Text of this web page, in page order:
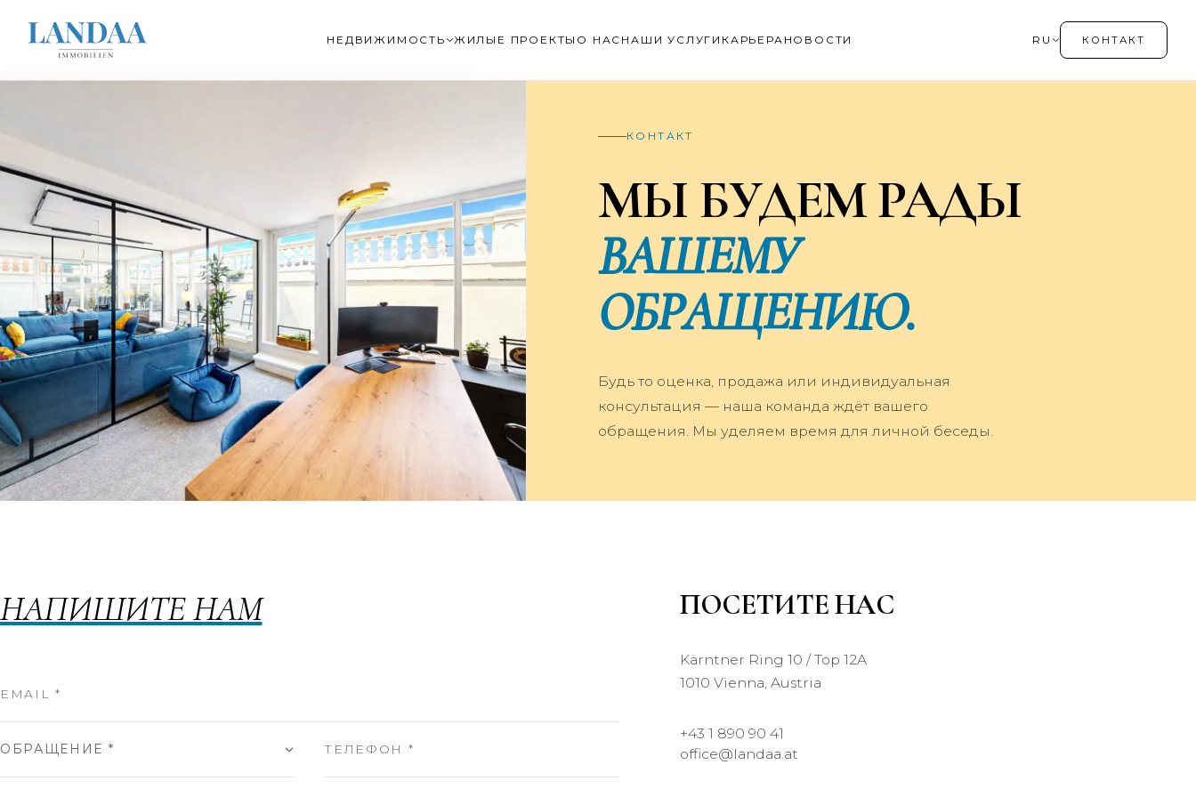
НЕДВИЖИМОСТЬ ЖИЛЫЕ ПРОЕКТЫ О НАС НАШИ УСЛУГИ КАРЬЕРА НОВОСТИ RU КОНТАКТ
КОНТАКТ
МЫ БУДЕМ РАДЫ
ВАШЕМУ
ОБРАЩЕНИЮ.
Будь то оценка, продажа или индивидуальная
консультация — наша команда ждёт вашего
обращения. Мы уделяем время для личной беседы.
НАПИШИТЕ НАМ
ОБРАЩЕНИЕ *
ПОСЕТИТЕ НАС
Kärntner Ring 10 / Top 12A
1010 Vienna, Austria
+43 1 890 90 41
office@landaa.at